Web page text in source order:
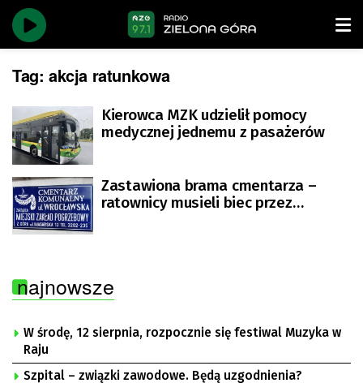
Tag: akcja ratunkowa
Kierowca MZK udzielił pomocy
medycznej jednemu z pasażerów
Zastawiona brama cmentarza –
ratownicy musieli biec przez
najnowsze
W środę, 12 sierpnia, rozpocznie się festiwal Muzyka w
Raju
Szpital – związki zawodowe. Będą uzgodnienia?